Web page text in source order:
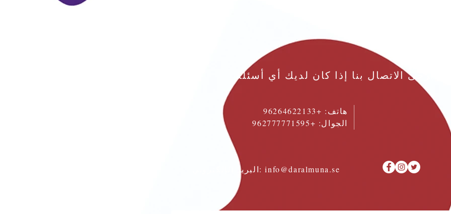
يرجى الاتصال بنا إذا كان لديك أي أسئلة
هاتف: +96264622133
الجوال: +962777771595
البريد الإلكتروني: info@daralmuna.se